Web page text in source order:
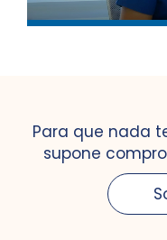
Para que nada
supone